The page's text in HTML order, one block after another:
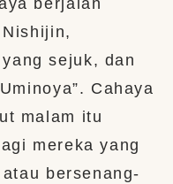
berjalan
sejuk, dan
Cahaya
malam itu
mereka yang
bersenang-